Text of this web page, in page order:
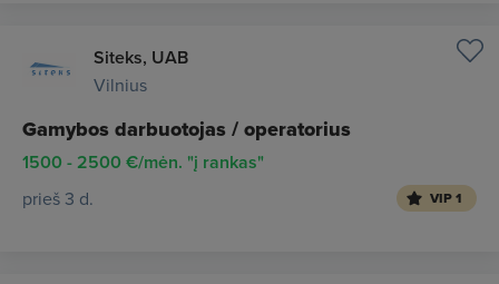
Siteks, UAB
Vilnius
Gamybos darbuotojas / operatorius
1500 - 2500 €/mėn. "į rankas"
prieš 3 d. VIP 1